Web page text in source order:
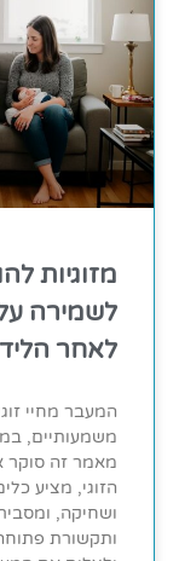
מזוגיות
לשמירה
לאחר
המעבר מחיי
משמעותיים,
מאמר זה סוקר
הזוגי, מציע
ושחיקה,
ותקשורת